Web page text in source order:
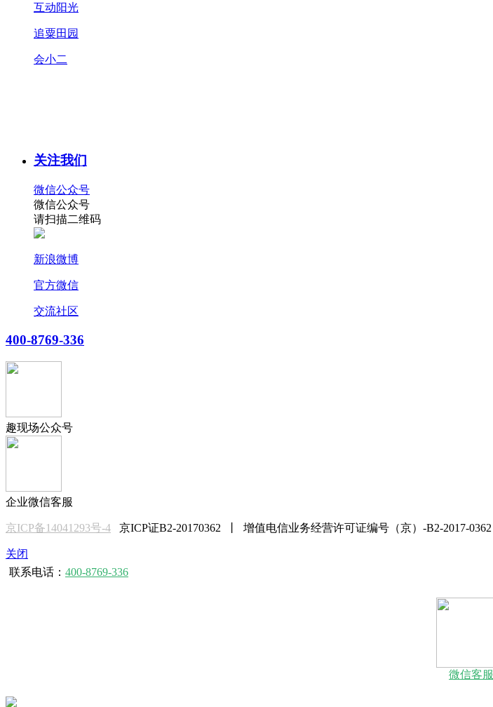
互动阳光
追粟田园
会小二
关注我们
微信公众号
微信公众号
请扫描二维码
新浪微博
官方微信
交流社区
400-8769-336
趣现场公众号
企业微信客服
京ICP备14041293号-4 京ICP证B2-20170362 丨 增值电信业务经营许可证编号（京）-B2-2017-0362
关闭
联系电话： 400-8769-336
微信客服